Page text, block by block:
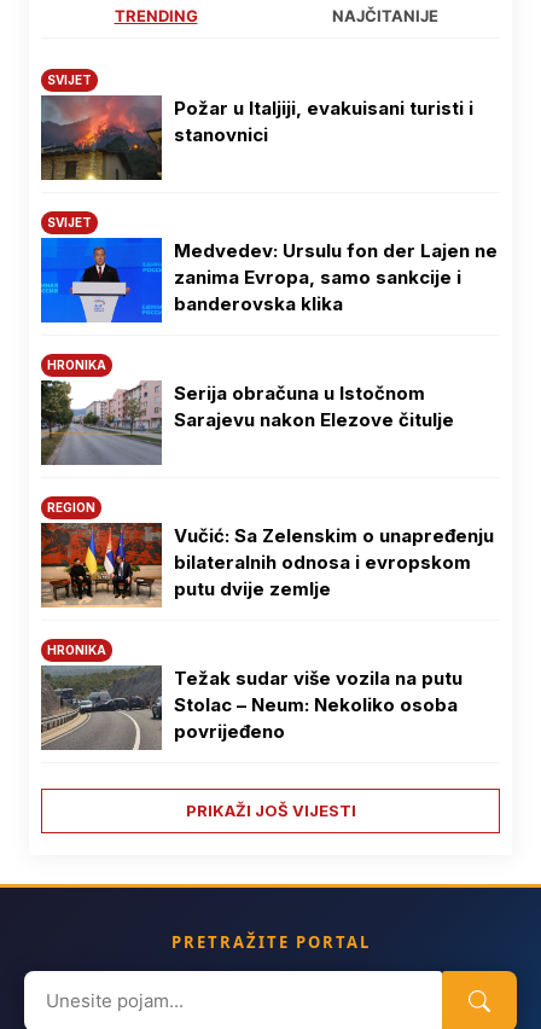
TRENDING NAJČITANIJE
SVIJET
Požar u Italjiji, evakuisani turisti i
stanovnici
SVIJET
Medvedev: Ursulu fon der Lajen ne
zanima Evropa, samo sankcije i
banderovska klika
HRONIKA
Serija obračuna u Istočnom
Sarajevu nakon Elezove čitulje
REGION
Vučić: Sa Zelenskim o unapređenju
bilateralnih odnosa i evropskom
putu dvije zemlje
HRONIKA
Težak sudar više vozila na putu
Stolac – Neum: Nekoliko osoba
povrijeđeno
PRIKAŽI JOŠ VIJESTI
PRETRAŽITE PORTAL
Search
for: